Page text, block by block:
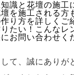
識と花壇の施工
を施工される方
り方を詳しくご
たい！こんなレ
お問い合わせ
て、誠にありが